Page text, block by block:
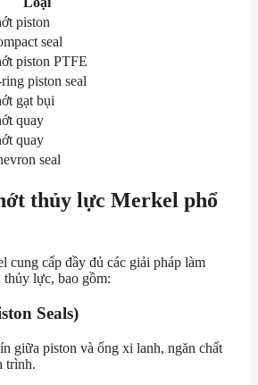
piston
seal
piston PTFE
piston seal
gạt bụi
quay
quay
seal
thủy lực Merkel phổ
cung cấp đầy đủ các giải pháp làm
lực, bao gồm:
Seals)
giữa piston và ống xi lanh, ngăn chất
trình.